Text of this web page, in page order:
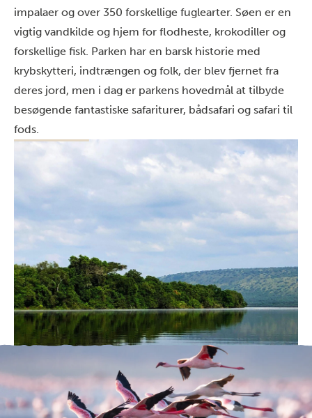
impalaer og over 350 forskellige fuglearter. Søen er en
vigtig vandkilde og hjem for flodheste, krokodiller og
forskellige fisk. Parken har en barsk historie med
krybskytteri, indtrængen og folk, der blev fjernet fra
deres jord, men i dag er parkens hovedmål at tilbyde
besøgende fantastiske safariturer, bådsafari og safari til
fods.